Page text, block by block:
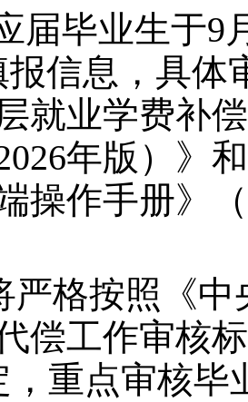
届毕业生于9
报信息，具体
就业学费补
年版）》
操作手册》
严格按照《
偿工作审核
，重点审核毕